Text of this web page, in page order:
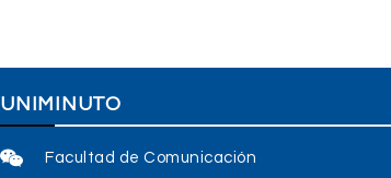
UNIMINUTO
Facultad de Comunicación